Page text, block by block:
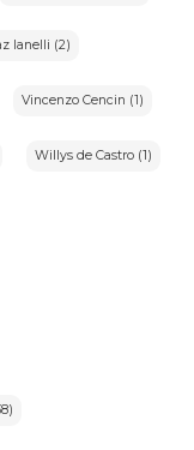
Ianelli (2)
Vincenzo Cencin (1)
Willys de Castro (1)